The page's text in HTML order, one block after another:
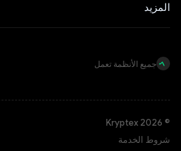
المزيد
جميع الأنظمة تعمل
© Kryptex 2026
شروط الخدمة